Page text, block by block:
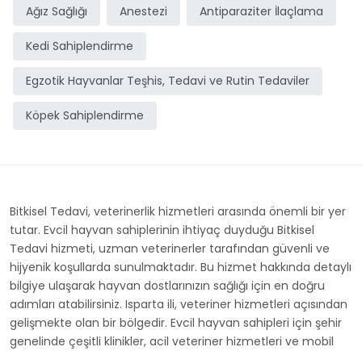
Ağız Sağlığı Anestezi Antiparaziter İlaçlama
Kedi Sahiplendirme
Egzotik Hayvanlar Teşhis, Tedavi ve Rutin Tedaviler
Köpek Sahiplendirme
Bitkisel Tedavi, veterinerlik hizmetleri arasında önemli bir yer
tutar. Evcil hayvan sahiplerinin ihtiyaç duyduğu Bitkisel
Tedavi hizmeti, uzman veterinerler tarafından güvenli ve
hijyenik koşullarda sunulmaktadır. Bu hizmet hakkında detaylı
bilgiye ulaşarak hayvan dostlarınızın sağlığı için en doğru
adımları atabilirsiniz. Isparta ili, veteriner hizmetleri açısından
gelişmekte olan bir bölgedir. Evcil hayvan sahipleri için şehir
genelinde çeşitli klinikler, acil veteriner hizmetleri ve mobil